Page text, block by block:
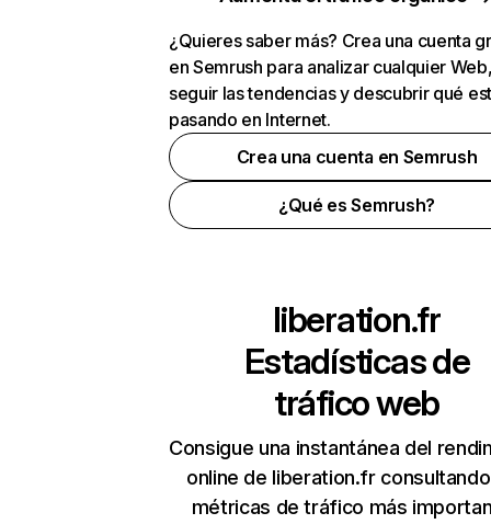
¿Quieres saber más? Crea una cuenta
en Semrush para analizar cualquier
seguir las tendencias y descubrir qué
pasando en Internet.
Crea una cuenta en Semrush
¿Qué es Semrush?
liberation.fr
Estadísticas de
tráfico web
Consigue una instantánea del
online de liberation.fr
métricas de tráfico más